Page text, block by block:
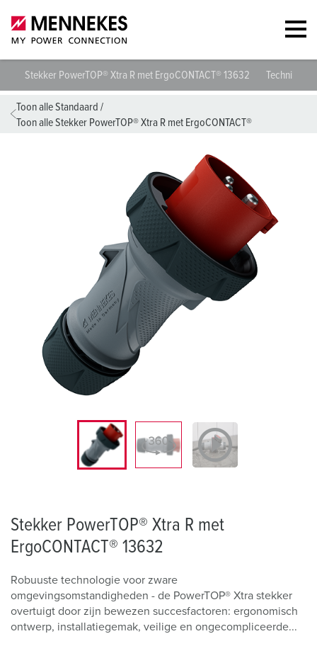
Stekker PowerTOP® Xtra R met ErgoCONTACT® 13632 Technische
Toon alle Standaard /
Toon alle Stekker PowerTOP® Xtra R met ErgoCONTACT®
Stekker PowerTOP® Xtra R met
ErgoCONTACT® 13632
Robuuste technologie voor zware
omgevingsomstandigheden - de PowerTOP® Xtra stekker
overtuigt door zijn bewezen succesfactoren: ergonomisch
ontwerp, installatiegemak, veilige en ongecompliceerde...